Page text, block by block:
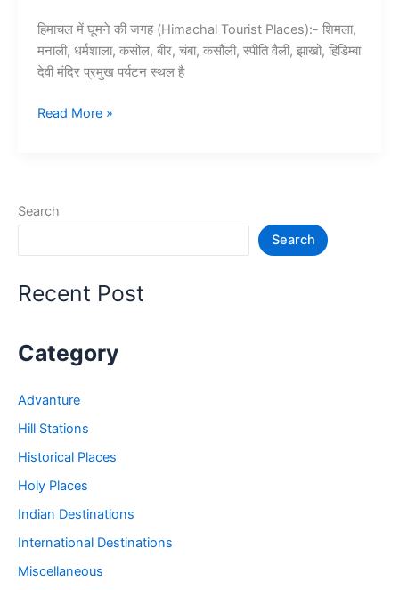
हिमाचल में घूमने की जगह (Himachal Tourist Places):- शिमला,
मनाली, धर्मशाला, कसोल, बीर, चंबा, कसौली, स्पीति वैली, झाखो, हिडिम्बा
देवी मंदिर प्रमुख पर्यटन स्थल है
10+
जगह
Places
Read More »
Search
Search
Recent Post
Category
Advanture
Hill Stations
Historical Places
Holy Places
Indian Destinations
International Destinations
Miscellaneous